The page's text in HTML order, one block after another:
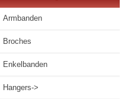
Armbanden
Broches
Enkelbanden
Hangers->